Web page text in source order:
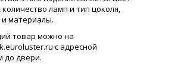
ламп и тип цоколя,
и материалы.
товар можно на
с адресной
до двери.